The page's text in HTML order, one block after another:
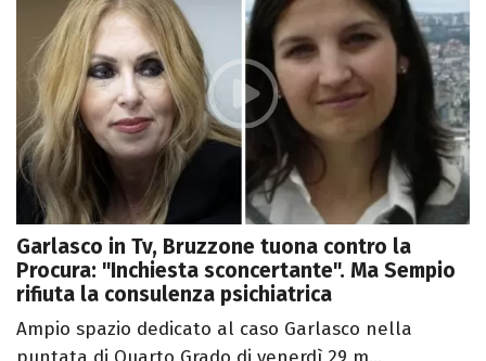
Garlasco in Tv, Bruzzone tuona contro la
Procura: "Inchiesta sconcertante". Ma Sempio
rifiuta la consulenza psichiatrica
Ampio spazio dedicato al caso Garlasco nella